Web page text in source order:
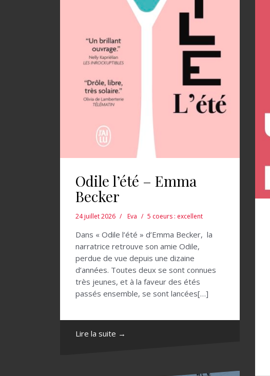
Odile l’été – Emma
Becker
24 juillet 2026 Eva 5 coeurs : excellent
Dans « Odile l’été » d’Emma Becker, la
narratrice retrouve son amie Odile,
perdue de vue depuis une dizaine
d’années. Toutes deux se sont connues
très jeunes, et à la faveur des étés
passés ensemble, se sont lancées[…]
Lire la suite →